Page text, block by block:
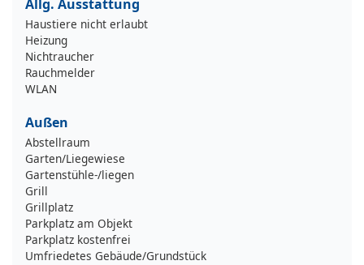
Allg. Ausstattung
Haustiere nicht erlaubt
Heizung
Nichtraucher
Rauchmelder
WLAN
Außen
Abstellraum
Garten/Liegewiese
Gartenstühle-/liegen
Grill
Grillplatz
Parkplatz am Objekt
Parkplatz kostenfrei
Umfriedetes Gebäude/Grundstück